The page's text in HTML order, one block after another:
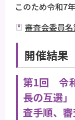
このため令和7
審査会委員名
開催結果
第1回 令
長の互選
査手順、審